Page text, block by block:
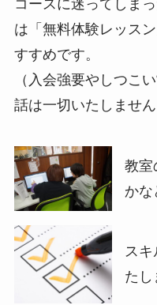
コースに迷ってしま
は「無料体験レッス
すすめです。
（入会強要やしつこ
話は一切いたしません
教室
かな
スキ
たし